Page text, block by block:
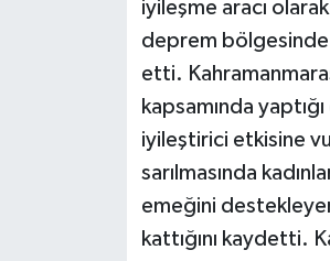
iyileşme aracı
deprem bölgesinde
etti.
kapsamında
iyileştirici etkisine
sarılmasında
emeğini
kattığını kaydetti.